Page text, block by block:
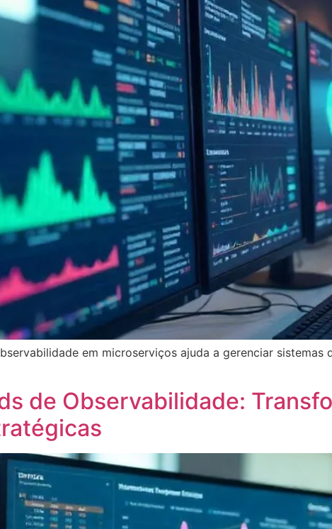
em microserviços ajuda a gerenciar
de Observabilidade: